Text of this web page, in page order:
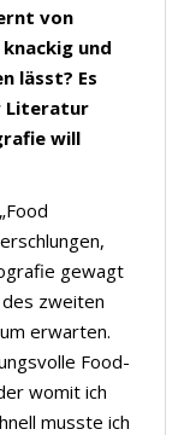
von
und
lässt? Es
Literatur
will
gewagt
zweiten
erwarten.
Food-
womit ich
musste ich